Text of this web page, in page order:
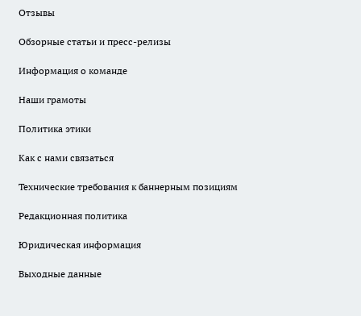
Отзывы
Обзорные статьи и пресс-релизы
Информация о команде
Наши грамоты
Политика этики
Как с нами связаться
Технические требования к баннерным позициям
Редакционная политика
Юридическая информация
Выходные данные